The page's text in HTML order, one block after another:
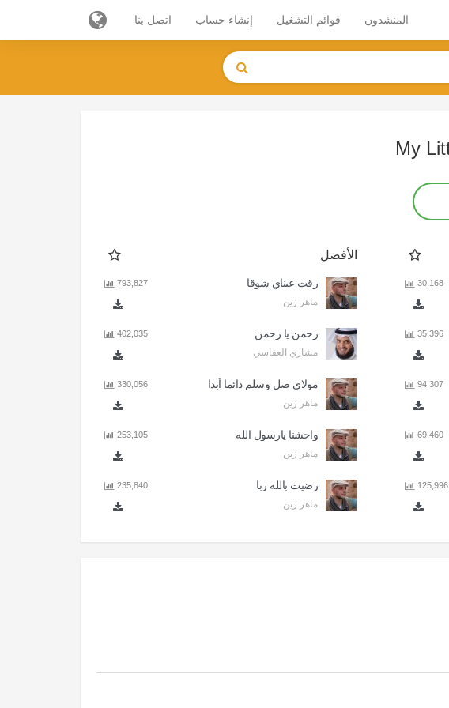
المنشدون قوائم التشغيل إنشاء حساب اتصل بنا
30,168
35,396
94,307
69,460
125,996
الأفضل
رقت عيناي شوقا
ماهر زين
793,827
رحمن يا رحمن
مشاري العفاسي
402,035
مولاي صل وسلم دائما أبدا
ماهر زين
330,056
واحشنا يارسول الله
ماهر زين
253,105
رضيت بالله ربا
ماهر زين
235,840